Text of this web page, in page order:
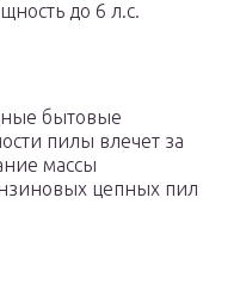
до 6 л.с.
бытовые
пилы влечет за
массы
цепных пил